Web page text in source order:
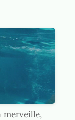
merveille,